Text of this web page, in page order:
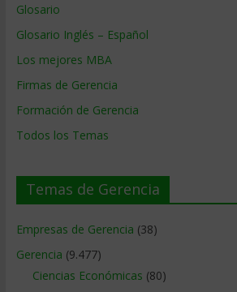
Glosario
Glosario Inglés – Español
Los mejores MBA
Firmas de Gerencia
Formación de Gerencia
Todos los Temas
Temas de Gerencia
Empresas de Gerencia (38)
Gerencia (9.477)
Ciencias Económicas (80)